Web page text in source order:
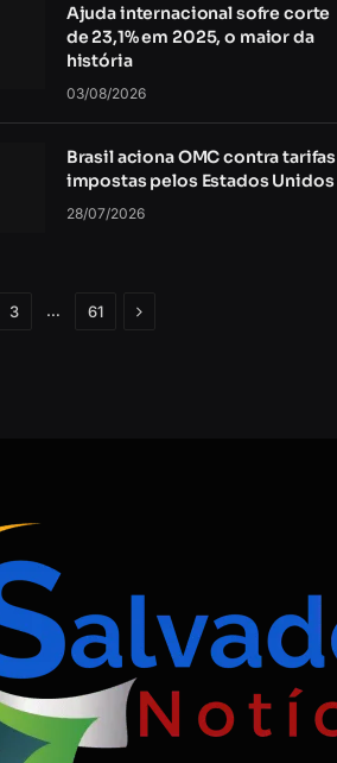
Ajuda internacional sofre corte
de 23,1% em 2025, o maior da
história
03/08/2026
Brasil aciona OMC contra tarifas
impostas pelos Estados Unidos
28/07/2026
3 … 61 Próximo